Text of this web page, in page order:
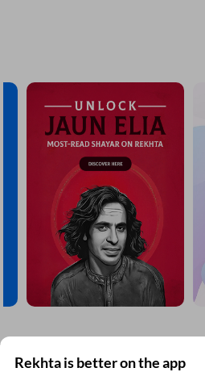
Comment
Rekhta is better on the app